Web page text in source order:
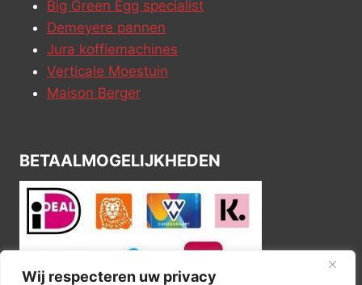
Wij respecteren uw privacy
Big Green Egg specialist
Demeyere pannen
Jura koffiemachines
Verticale Moestuin
Maison Berger
BETAALMOGELIJKHEDEN